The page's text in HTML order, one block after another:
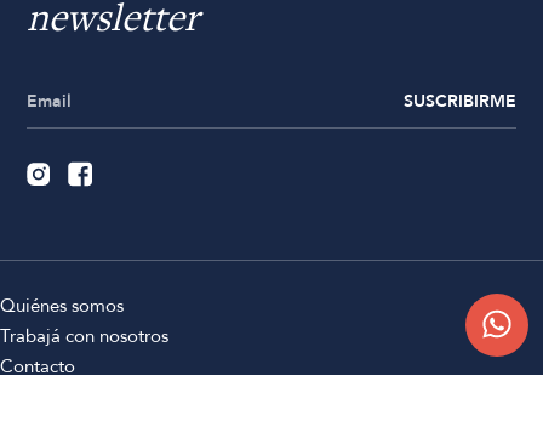
newsletter
SUSCRIBIRME
Quiénes somos
Trabajá con nosotros
Contacto